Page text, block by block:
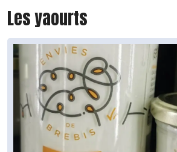
Les yaourts